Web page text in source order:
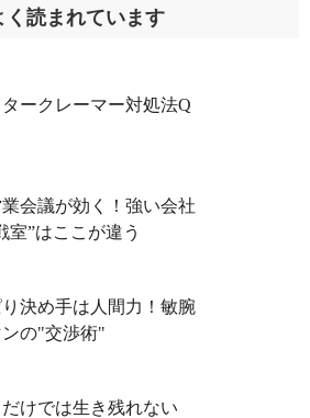
く読まれています
ークレーマー対処法Q
会議が効く！強い会社
室”はここが違う
決め手は人間力！敏腕
の"交渉術"
だけでは生き残れない